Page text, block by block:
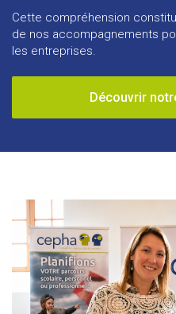
Cette compréhension
de nos accompagnements
les entreprises.
Découvrir